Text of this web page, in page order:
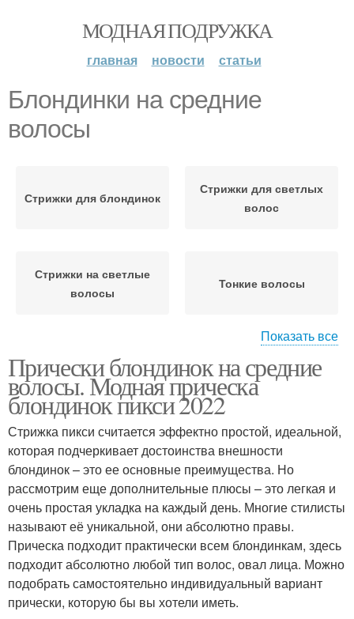
МОДНАЯ ПОДРУЖКА
главная новости статьи
Блондинки на средние
волосы
Стрижки для блондинок
Стрижки для светлых
волос
Стрижки на светлые
волосы
Тонкие волосы
Стрижки на средние
волосы
Стрижки на волосы
Средний длина
Каскад на средние
волосы
Боб-кар на средние
волосы
Стрижка для блондинок
Показать все
Прически блондинок на средние
волосы. Модная прическа
блондинок пикси 2022
Стрижка пикси считается эффектно простой, идеальной,
которая подчеркивает достоинства внешности
блондинок – это ее основные преимущества. Но
рассмотрим еще дополнительные плюсы – это легкая и
очень простая укладка на каждый день. Многие стилисты
называют её уникальной, они абсолютно правы.
Прическа подходит практически всем блондинкам, здесь
подходит абсолютно любой тип волос, овал лица. Можно
подобрать самостоятельно индивидуальный вариант
прически, которую бы вы хотели иметь.